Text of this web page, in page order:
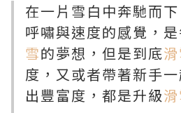
在一片雪白中奔馳而
呼嘯與速度的感覺，
雪的夢想，但是到底
度，又或者帶著新手
出豐富度，都是升級